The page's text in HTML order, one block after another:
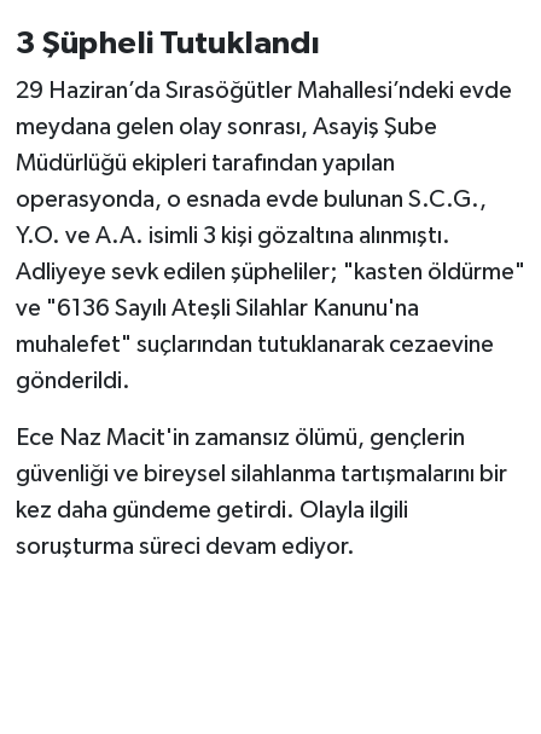
3 Şüpheli Tutuklandı
29 Haziran’da Sırasöğütler Mahallesi’ndeki evde
meydana gelen olay sonrası, Asayiş Şube
Müdürlüğü ekipleri tarafından yapılan
operasyonda, o esnada evde bulunan S.C.G.,
Y.O. ve A.A. isimli 3 kişi gözaltına alınmıştı.
Adliyeye sevk edilen şüpheliler; "kasten öldürme"
ve "6136 Sayılı Ateşli Silahlar Kanunu'na
muhalefet" suçlarından tutuklanarak cezaevine
gönderildi.
Ece Naz Macit'in zamansız ölümü, gençlerin
güvenliği ve bireysel silahlanma tartışmalarını bir
kez daha gündeme getirdi. Olayla ilgili
soruşturma süreci devam ediyor.